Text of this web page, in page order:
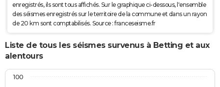
enregistrés, ils sont tous affichés. Sur le graphique ci-dessous, l'ensemble
des séismes enregistrés sur le territoire de la commune et dans un rayon
de 20 km sont comptabilisés. Source : franceseisme.fr
Liste de tous les séismes survenus à Betting et aux
alentours
100